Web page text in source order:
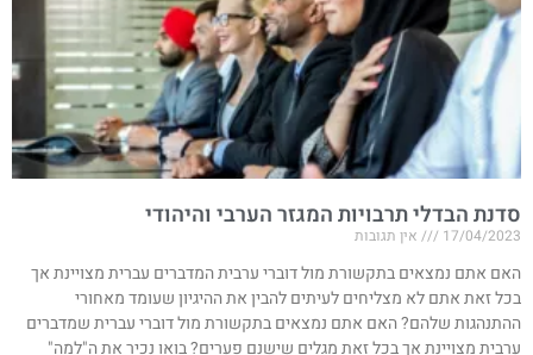
סדנת הבדלי תרבויות המגזר הערבי והיהודי
17/04/2023 אין תגובות
האם אתם נמצאים בתקשורת מול דוברי ערבית המדברים עברית מצויינת אך
בכל זאת אתם לא מצליחים לעיתים להבין את ההיגיון שעומד מאחורי
ההתנהגות שלהם? האם אתם נמצאים בתקשורת מול דוברי עברית שמדברים
ערבית מצויינת אך בכל זאת מגלים שישנם פערים? בואו נכיר את ה"למה"